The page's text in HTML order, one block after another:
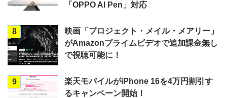
「OPPO AI Pen」対応
8
映画「プロジェクト・メイル・メアリー」
がAmazonプライムビデオで追加課金無し
で視聴可能に！
9
楽天モバイルがiPhone 16を4万円割引す
るキャンペーン開始！